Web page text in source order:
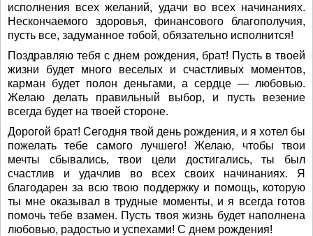
исполнения всех желаний, удачи во всех начинаниях.
Нескончаемого здоровья, финансового благополучия,
пусть все, задуманное тобой, обязательно исполнится!
Поздравляю тебя с днем рождения, брат! Пусть в твоей
жизни будет много веселых и счастливых моментов,
карман будет полон деньгами, а сердце — любовью.
Желаю делать правильный выбор, и пусть везение
всегда будет на твоей стороне.
Дорогой брат! Сегодня твой день рождения, и я хотел бы
пожелать тебе самого лучшего! Желаю, чтобы твои
мечты сбывались, твои цели достигались, ты был
счастлив и удачлив во всех своих начинаниях. Я
благодарен за всю твою поддержку и помощь, которую
ты мне оказывал в трудные моменты, и я всегда готов
помочь тебе взамен. Пусть твоя жизнь будет наполнена
любовью, радостью и успехами! С днем рождения!